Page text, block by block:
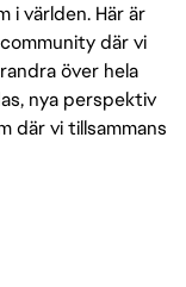
i världen. Här är
där vi
över hela
nya perspektiv
där vi tillsammans